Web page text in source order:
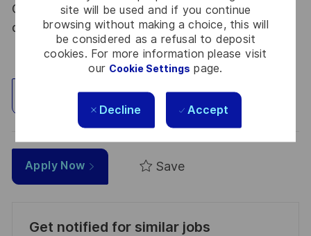
site will be used and if you continue
browsing without making a choice, this will
be considered as a refusal to deposit
cookies. For more information please visit
our Cookie Settings page.
Decline Accept
Code de la défense et de l’IGI 1300 SGDSN/PSE
du 09 août 2021.
Explore Location
Apply Now Save
Get notified for similar jobs